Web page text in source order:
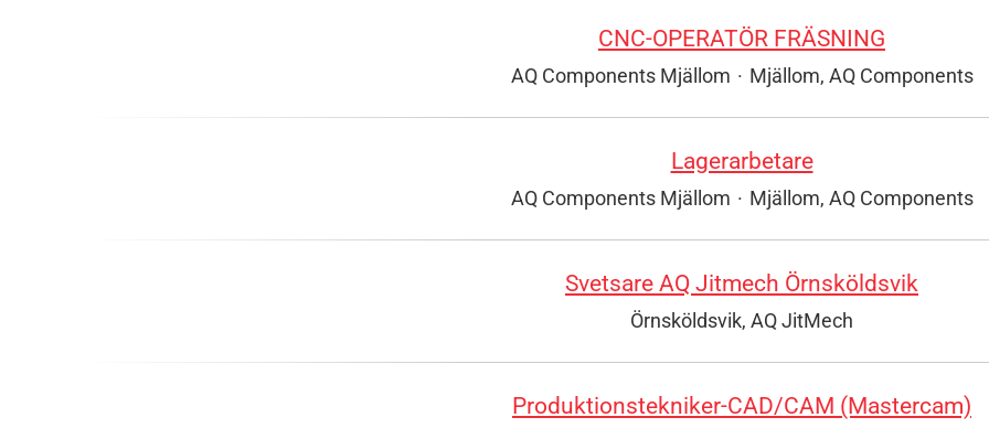
CNC-OPERATÖR FRÄSNING
AQ Components Mjällom · Mjällom, AQ Components
Lagerarbetare
AQ Components Mjällom · Mjällom, AQ Components
Svetsare AQ Jitmech Örnsköldsvik
Örnsköldsvik, AQ JitMech
Produktionstekniker-CAD/CAM (Mastercam)